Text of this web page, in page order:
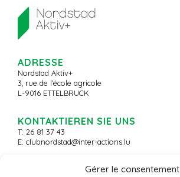
Gérer le consentement
ADRESSE
Nordstad Aktiv+
3, rue de l’école agricole
L-9016 ETTELBRUCK
KONTAKTIEREN SIE UNS
T: 26 81 37 43
E: clubnordstad@inter-actions.lu
© 2026 - Nordstad Aktiv+ -